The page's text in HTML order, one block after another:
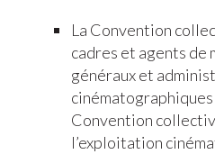
La Convention
cadres et agents de
généraux et
Convention
l’exploitation